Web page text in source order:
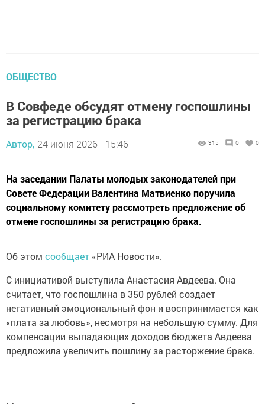
ОБЩЕСТВО
В Совфеде обсудят отмену госпошлины
за регистрацию брака
Автор, 24 июня 2026 - 15:46 315 0 0
На заседании Палаты молодых законодателей при
Совете Федерации Валентина Матвиенко поручила
социальному комитету рассмотреть предложение об
отмене госпошлины за регистрацию брака.
Об этом сообщает «РИА Новости».
С инициативой выступила Анастасия Авдеева. Она
считает, что госпошлина в 350 рублей создает
негативный эмоциональный фон и воспринимается как
«плата за любовь», несмотря на небольшую сумму. Для
компенсации выпадающих доходов бюджета Авдеева
предложила увеличить пошлину за расторжение брака.